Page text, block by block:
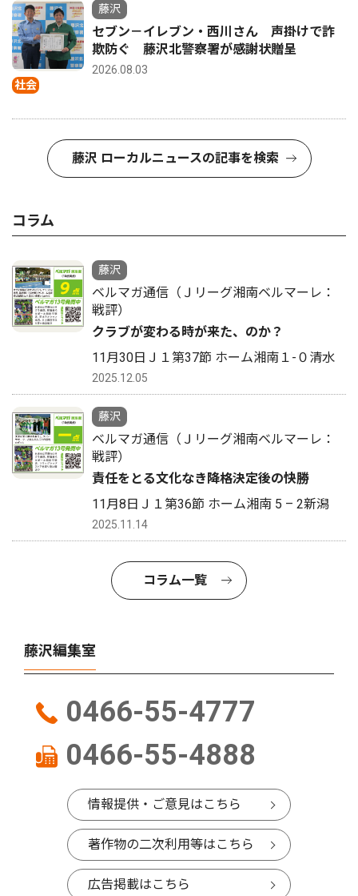
社会
藤沢
セブン－イレブン・西川さん 声掛けで詐
欺防ぐ 藤沢北警察署が感謝状贈呈
2026.08.03
藤沢 ローカルニュースの記事を検索
コラム
藤沢
ベルマガ通信（Ｊリーグ湘南ベルマーレ：
戦評）
クラブが変わる時が来た、のか？
11月30日Ｊ１第37節 ホーム湘南１-０清水
2025.12.05
藤沢
ベルマガ通信（Ｊリーグ湘南ベルマーレ：
戦評）
責任をとる文化なき降格決定後の快勝
11月8日Ｊ１第36節 ホーム湘南 5 – 2新潟
2025.11.14
コラム一覧
藤沢編集室
0466-55-4777
0466-55-4888
情報提供・ご意見はこちら
著作物の二次利用等はこちら
広告掲載はこちら